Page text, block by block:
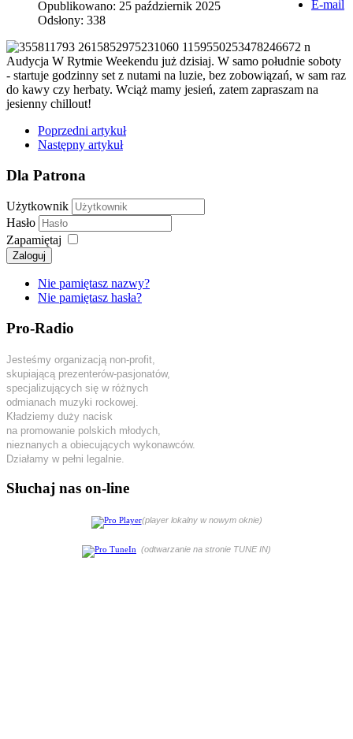
E-mail
Opublikowano: 25 październik 2025
Odsłony: 338
Audycja W Rytmie Weekendu już dzisiaj. W samo południe soboty
- startuje godzinny set z nutami na luzie, bez zobowiązań, w sam raz
do kawy czy herbaty. Wciąż mamy jesień, zatem zapraszam na
jesienny chillout!
Poprzedni artykuł
Następny artykuł
Dla Patrona
Użytkownik
Hasło
Zapamiętaj
Zaloguj
Nie pamiętasz nazwy?
Nie pamiętasz hasła?
Pro-Radio
Jesteśmy organizacją non-profit,
skupiającą prezenterów-pasjonatów,
specjalizujących się w różnych
odmianach muzyki rockowej.
Kładziemy duży nacisk
na promowanie polskich młodych,
nieznanych a obiecujących wykonawców.
Działamy w pełni legalnie.
Słuchaj nas on-line
(player lokalny w nowym oknie)
(odtwarzanie na stronie TUNE IN)